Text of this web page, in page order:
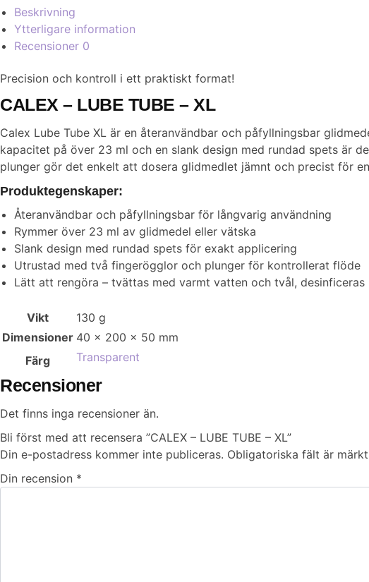
Beskrivning
Ytterligare information
Recensioner 0
Precision och kontroll i ett praktiskt format!
CALEX – LUBE TUBE – XL
Calex Lube Tube XL är en återanvändbar och påfyllningsbar
kapacitet på över 23 ml och en slank design med rundad spets är
plunger gör det enkelt att dosera glidmedlet jämnt och precist för
Produktegenskaper:
Återanvändbar och påfyllningsbar för långvarig användning
Rymmer över 23 ml av glidmedel eller vätska
Slank design med rundad spets för exakt applicering
Utrustad med två fingerögglor och plunger för kontrollerat flöde
Lätt att rengöra – tvättas med varmt vatten och tvål, desinficeras
Vikt
130 g
Dimensioner 40 × 200 × 50 mm
Färg
Transparent
Recensioner
Det finns inga recensioner än.
Bli först med att recensera ”CALEX – LUBE TUBE – XL”
Din e-postadress kommer inte publiceras. Obligatoriska fält är
Din recension *